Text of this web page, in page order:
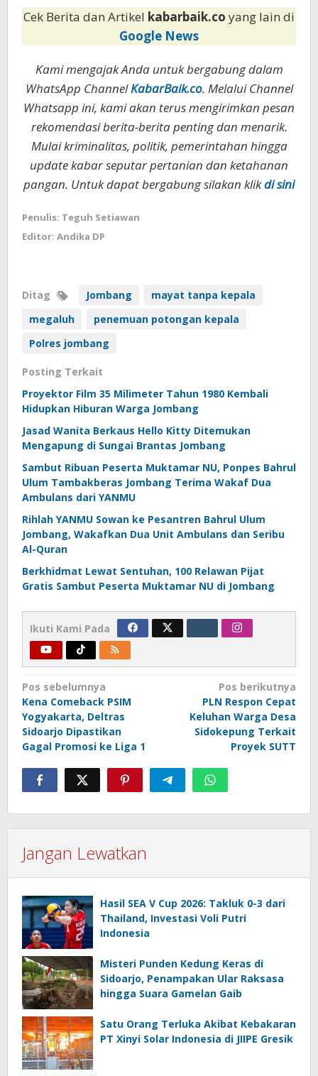
Cek Berita dan Artikel kabarbaik.co yang lain di
Google News
Kami mengajak Anda untuk bergabung dalam
WhatsApp ChannelKabarBaik.co. Melalui Channel
Whatsapp ini, kami akan terus mengirimkan pesan
rekomendasi berita-berita penting dan menarik.
Mulai kriminalitas, politik, pemerintahan hingga
update kabar seputar pertanian dan ketahanan
pangan. Untuk dapat bergabung silakan klikdi sini
Penulis: Teguh Setiawan
Editor: Andika DP
Ditag Jombang
mayat tanpa kepala
megaluh
penemuan potongan kepala
Polres jombang
Posting Terkait
Proyektor Film 35 Milimeter Tahun 1980 Kembali
Hidupkan Hiburan Warga Jombang
Jasad Wanita Berkaus Hello Kitty Ditemukan
Mengapung di Sungai Brantas Jombang
Sambut Ribuan Peserta Muktamar NU, Ponpes Bahrul
Ulum Tambakberas Jombang Terima Wakaf Dua
Ambulans dari YANMU
Rihlah YANMU Sowan ke Pesantren Bahrul Ulum
Jombang, Wakafkan Dua Unit Ambulans dan Seribu
Al-Quran
Berkhidmat Lewat Sentuhan, 100 Relawan Pijat
Gratis Sambut Peserta Muktamar NU di Jombang
Ikuti Kami Pada
Navigasi
pos
Pos sebelumnya
Kena Comeback PSIM
Yogyakarta, Deltras
Sidoarjo Dipastikan
Gagal Promosi ke Liga 1
Pos berikutnya
PLN Respon Cepat
Keluhan Warga Desa
Sidokepung Terkait
Proyek SUTT
Jangan Lewatkan
Hasil SEA V Cup 2026: Takluk 0-3 dari
Thailand, Investasi Voli Putri
Indonesia
Misteri Punden Kedung Keras di
Sidoarjo, Penampakan Ular Raksasa
hingga Suara Gamelan Gaib
Satu Orang Terluka Akibat Kebakaran
PT Xinyi Solar Indonesia di JIIPE Gresik